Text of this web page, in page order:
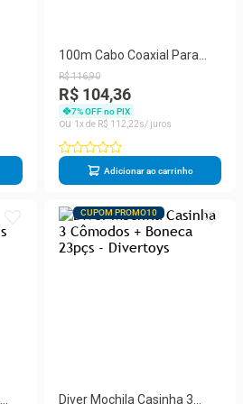
100m Cabo Coaxial Para
Cftv + Conectores P/ 4
Câmeras
R$116,90
R$ 104,36
7% OFF no PIX
1
R$ 112 22
Adicionar ao carrinho
CUPOM PROMO10
Diver Mochila Casinha 3